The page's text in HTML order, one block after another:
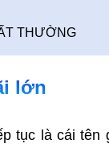
THƯỜNG
lớn
tục là cái